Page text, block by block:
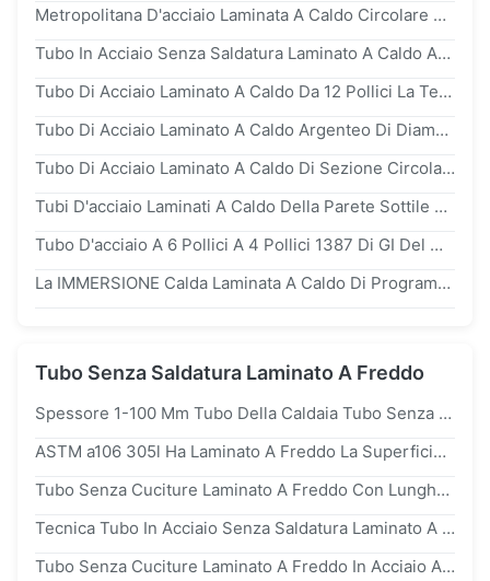
Metropolitana D'acciaio Laminata A Caldo Circolare Di BACCANO 17175 Di sae1020 sae1045 Per I Prodotti Chimici 21.3mm - 609.6mm
Tubo In Acciaio Senza Saldatura Laminato A Caldo Ad Alta Resistenza q355b Per Applicazioni Strutturali
Tubo Di Acciaio Laminato A Caldo Da 12 Pollici La Tecnica Superiore Per Il Tuo Progetto
Tubo Di Acciaio Laminato A Caldo Argenteo Di Diametro Esterno Di 12 Pollici E Mezzo, Diametro Esterno Di 21,3 813 Mm
Tubo Di Acciaio Laminato A Caldo Di Sezione Circolare Cava Con Finitura Nera Per Una Resistenza Superiore
Tubi D'acciaio Laminati A Caldo Della Parete Sottile Di ASTM a106b a53b Api 5l B Per Il Gas Di Olio 34CrMo4 Fluido
Tubo D'acciaio A 6 Pollici A 4 Pollici 1387 Di GI Del Ms Galvanized Della Metropolitana ASTM a53 BS Della Immersione Calda Di G
La IMMERSIONE Calda Laminata A Caldo Di Programma 40 q195b Del Trasporto Dell'acqua Ha Galvanizzato I Tubi D'acciaio Ed I Tubi
Tubo Senza Saldatura Laminato A Freddo
Spessore 1-100 Mm Tubo Della Caldaia Tubo Senza Cuciture Laminato A Freddo Con Olio Anticorrosione In Vendita
ASTM a106 305l Ha Laminato A Freddo La Superficie Regolare Senza Cuciture Di Alta Precisione Del Tubo D'acciaio Per Meccanico
Tubo Senza Cuciture Laminato A Freddo Con Lunghezza 12 M E Diametro Esterno 6-820 Mm
Tecnica Tubo In Acciaio Senza Saldatura Laminato A Freddo Diametro Esterno 6-820mm
Tubo Senza Cuciture Laminato A Freddo In Acciaio Al Carbonio ASTM a106 / a53 / API 5l